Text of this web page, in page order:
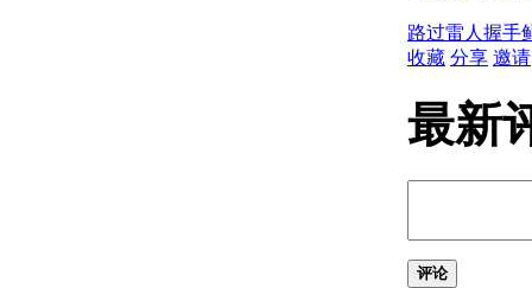
路过雷人 握手
收藏 分享 邀请
最新
评论